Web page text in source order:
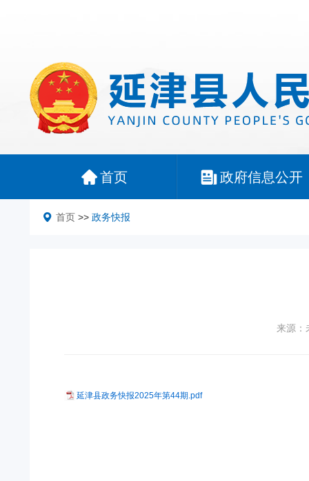
首页 政府信息公开
首页 >> 政务快报
来源：
延津县政务快报2025年第44期.pdf